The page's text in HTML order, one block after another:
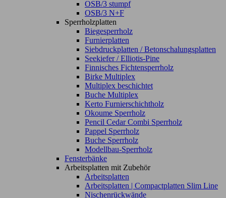
OSB/3 stumpf
OSB/3 N+F
Sperrholzplatten
Biegesperrholz
Furnierplatten
Siebdruckplatten / Betonschalungsplatten
Seekiefer / Elliotis-Pine
Finnisches Fichtensperrholz
Birke Multiplex
Multiplex beschichtet
Buche Multiplex
Kerto Furnierschichtholz
Okoume Sperrholz
Pencil Cedar Combi Sperrholz
Pappel Sperrholz
Buche Sperrholz
Modellbau-Sperrholz
Fensterbänke
Arbeitsplatten mit Zubehör
Arbeitsplatten
Arbeitsplatten | Compactplatten Slim Line
Nischenrückwände